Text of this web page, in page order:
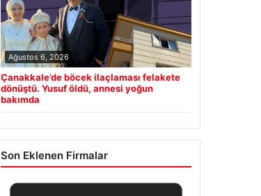
Ağustos 6, 2026
Çanakkale’de böcek ilaçlaması felakete
dönüştü. Yusuf öldü, annesi yoğun
bakımda
Son Eklenen Firmalar